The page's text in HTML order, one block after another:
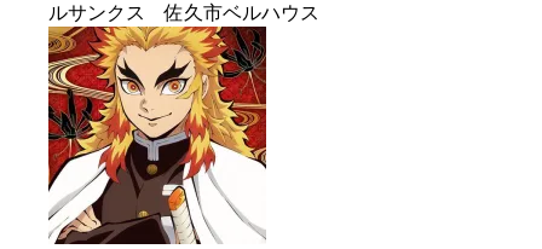
ルサンクス 佐久市ベルハウス